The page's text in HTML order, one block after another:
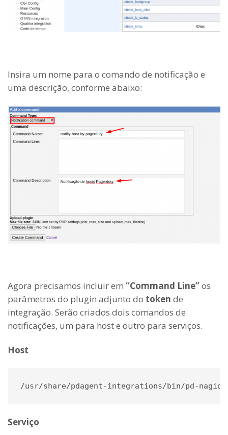
Insira um nome para o comando de notificação e
uma descrição, conforme abaixo:
Agora precisamos incluir em “Command Line”os
parâmetros do plugin adjunto do token de
integração. Serão criados dois comandos de
notificações, um para host e outro para serviços.
Host
/usr/share/pdagent-integrations/bin/pd-
Serviço